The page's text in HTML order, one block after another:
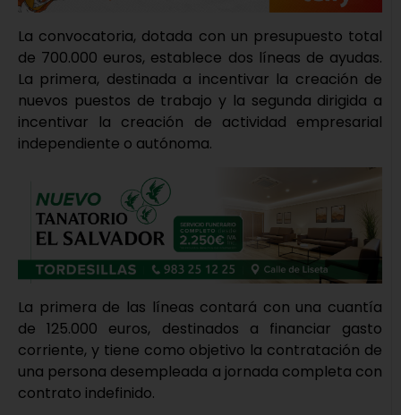
La convocatoria, dotada con un presupuesto total
de 700.000 euros, establece dos líneas de ayudas.
La primera, destinada a incentivar la creación de
nuevos puestos de trabajo y la segunda dirigida a
incentivar la creación de actividad empresarial
independiente o autónoma.
La primera de las líneas contará con una cuantía
de 125.000 euros, destinados a financiar gasto
corriente, y tiene como objetivo la contratación de
una persona desempleada a jornada completa con
contrato indefinido.